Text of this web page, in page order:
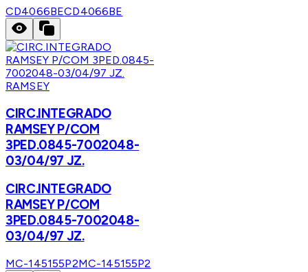
CD4066BECD4066BE
RAMSEY
CIRC.INTEGRADO
RAMSEY P/COM
3PED.0845-7002048-
03/04/97 JZ.
CIRC.INTEGRADO
RAMSEY P/COM
3PED.0845-7002048-
03/04/97 JZ.
MC-145155P2MC-145155P2